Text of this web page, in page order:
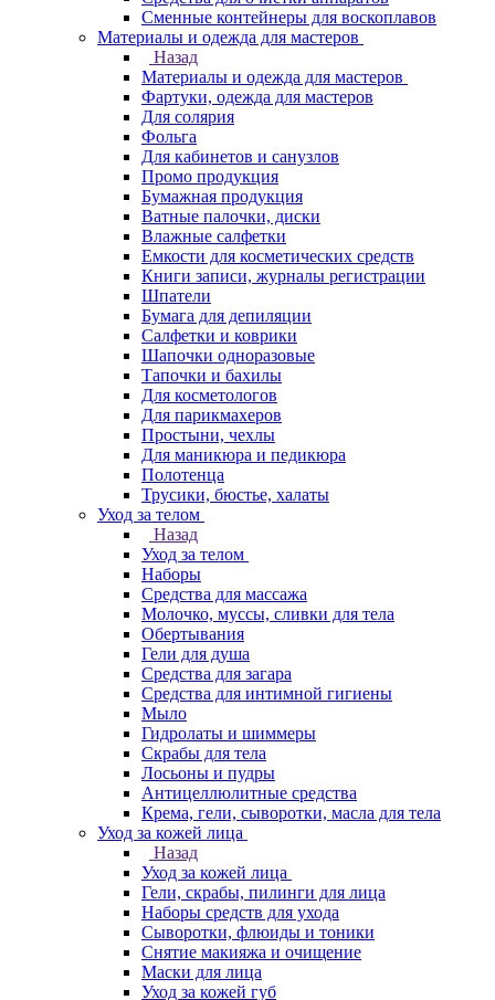
Сменные контейнеры для воскоплавов
Материалы и одежда для мастеров
Назад
Материалы и одежда для мастеров
Фартуки, одежда для мастеров
Для солярия
Фольга
Для кабинетов и санузлов
Промо продукция
Бумажная продукция
Ватные палочки, диски
Влажные салфетки
Емкости для косметических средств
Книги записи, журналы регистрации
Шпатели
Бумага для депиляции
Салфетки и коврики
Шапочки одноразовые
Тапочки и бахилы
Для косметологов
Для парикмахеров
Простыни, чехлы
Для маникюра и педикюра
Полотенца
Трусики, бюстье, халаты
Уход за телом
Назад
Уход за телом
Наборы
Средства для массажа
Молочко, муссы, сливки для тела
Обертывания
Гели для душа
Средства для загара
Средства для интимной гигиены
Мыло
Гидролаты и шиммеры
Скрабы для тела
Лосьоны и пудры
Антицеллюлитные средства
Крема, гели, сыворотки, масла для тела
Уход за кожей лица
Назад
Уход за кожей лица
Гели, скрабы, пилинги для лица
Наборы средств для ухода
Сыворотки, флюиды и тоники
Снятие макияжа и очищение
Маски для лица
Уход за кожей губ